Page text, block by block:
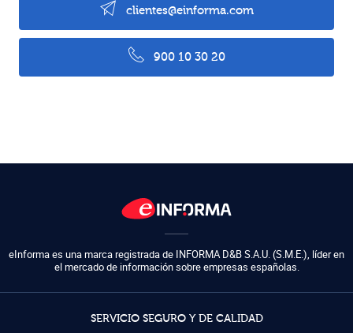
clientes@einforma.com
900 10 30 20
eInforma es una marca registrada de INFORMA D&B S.A.U. (S.M.E.), líder en
el mercado de información sobre empresas españolas.
SERVICIO SEGURO Y DE CALIDAD